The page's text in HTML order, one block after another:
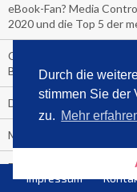
Durch die
stimmen Sie der
zu. Mehr
eBook-Fan? Media
2020 und die Top 5 der
COVER-CHECK: Die
Bahnhofskiosken
Der Media Control
Media Control präsentiert
Die Bitch macht sich
Impressum